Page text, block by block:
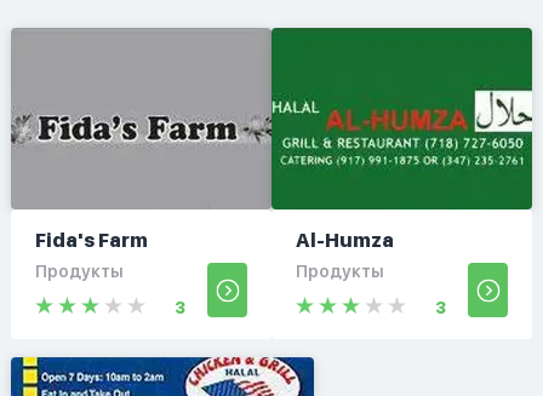
Fida's Farm
Продукты
3
Al-Humza
Продукты
3